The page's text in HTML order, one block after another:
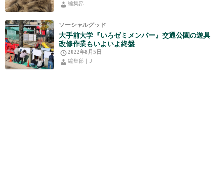
編集部
ソーシャルグッド
大手前大学『いろゼミメンバー』交通公園の遊具
改修作業もいよいよ終盤
2022年8月5日
編集部｜J